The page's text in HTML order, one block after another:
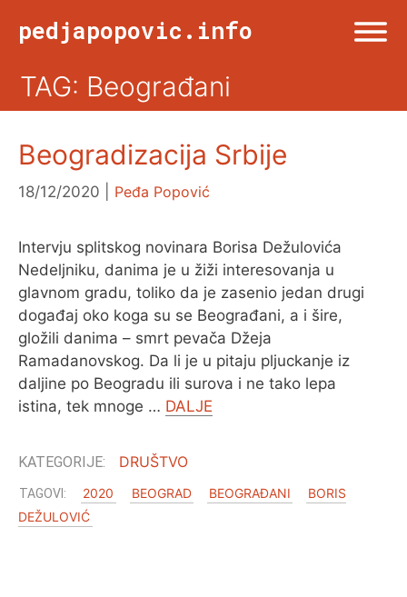
pedjapopovic.info
NASLOVNA
DRUŠTVO
SPORT
VIŠE OD TWITA
FOTO & ŽURNALIZAM
O MENI
TAG: Beograđani
Beogradizacija Srbije
18/12/2020 Peđa Popović
Intervju splitskog novinara Borisa Dežulovića
Nedeljniku, danima je u žiži interesovanja u
glavnom gradu, toliko da je zasenio jedan drugi
događaj oko koga su se Beograđani, a i šire,
gložili danima – smrt pevača Džeja
Ramadanovskog. Da li je u pitaju pljuckanje iz
daljine po Beogradu ili surova i ne tako lepa
istina, tek mnoge … DALJE
DRUŠTVO
2020 BEOGRAD BEOGRAĐANI
BORIS
DEŽULOVIĆ